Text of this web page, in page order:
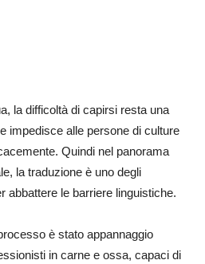
la difficoltà di capirsi resta una
impedisce alle persone di culture
Quindi nel panorama
la traduzione è uno degli
abbattere le barriere linguistiche.
è stato appannaggio
in carne e ossa, capaci di